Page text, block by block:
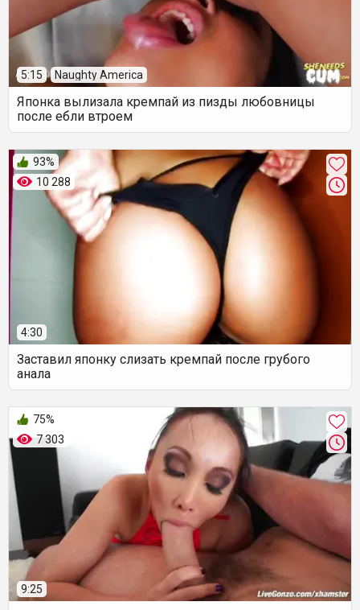
5:15 Naughty America
Японка вылизала кремпай из пизды любовницы
после ебли втроем
10 288
93%
4:30
Заставил японку слизать кремпай после грубого
анала
7 303
75%
9:25